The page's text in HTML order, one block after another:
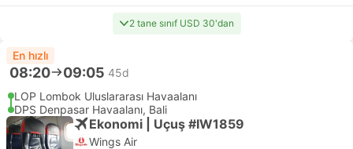
2 tane sınıf USD 30'dan
En hızlı
08:20 09:05 45d
LOP Lombok Uluslararası Havaalanı
DPS Denpasar Havaalanı, Bali
Ekonomi | Uçuş #IW1859
Wings Air